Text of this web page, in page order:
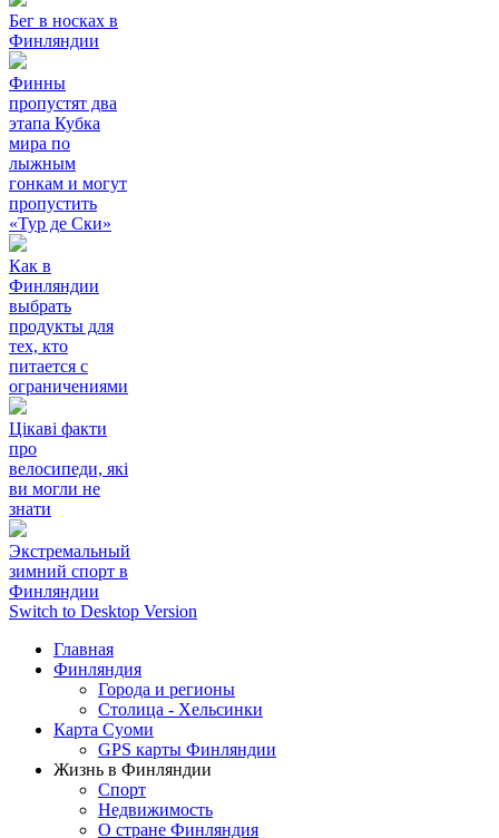
Бег в носках в
Финляндии
Финны
пропустят два
этапа Кубка
мира по
лыжным
гонкам и могут
пропустить
«Тур де Ски»
Как в
Финляндии
выбрать
продукты для
тех, кто
питается с
ограничениями
Цікаві факти
про
велосипеди, які
ви могли не
знати
Экстремальный
зимний спорт в
Финляндии
Switch to Desktop Version
Главная
Финляндия
Города и регионы
Столица - Хельсинки
Карта Суоми
GPS карты Финляндии
Жизнь в Финляндии
Спорт
Недвижимость
О стране Финляндия